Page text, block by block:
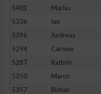
5401
Marius
5336
Ian
5396
Andreas
5294
Carmen
5287
Kathrin
5350
Marco
5357
Bizhan